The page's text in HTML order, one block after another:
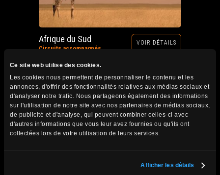
Ce site web utilise des cookies.
Les cookies nous permettent de personnaliser le contenu et les
annonces, d'offrir des fonctionnalités relatives aux médias sociaux et
d'analyser notre trafic. Nous partageons également des informations
sur l'utilisation de notre site avec nos partenaires de médias sociaux,
de publicité et d'analyse, qui peuvent combiner celles-ci avec
d'autres informations que vous leur avez fournies ou qu'ils ont
collectées lors de votre utilisation de leurs services.
Afficher les détails
Afrique du Sud
Circuits accompagnés
VOIR DÉTAILS